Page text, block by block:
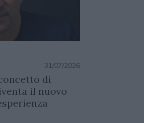
31/07/2026
di
il nuovo